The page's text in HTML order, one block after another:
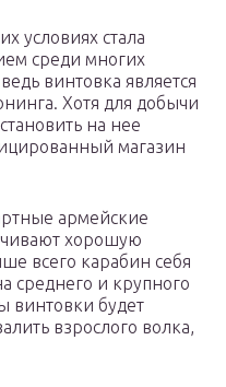
условиях стала
среди многих
винтовка является
Хотя для добычи
на нее
магазин
армейские
хорошую
всего карабин себя
среднего и крупного
винтовки будет
взрослого волка,